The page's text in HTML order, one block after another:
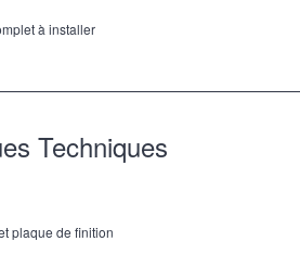
à installer
Techniques
plaque de finition